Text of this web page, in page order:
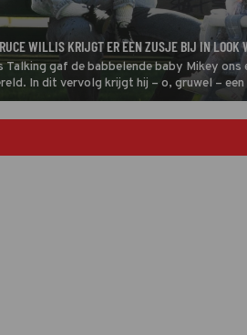
WILLIS KRIJGT ER EEN ZUSJE BIJ IN LOOK
Talking gaf de babbelende baby Mikey ons
In dit vervolg krijgt hij – o, gruwel – een